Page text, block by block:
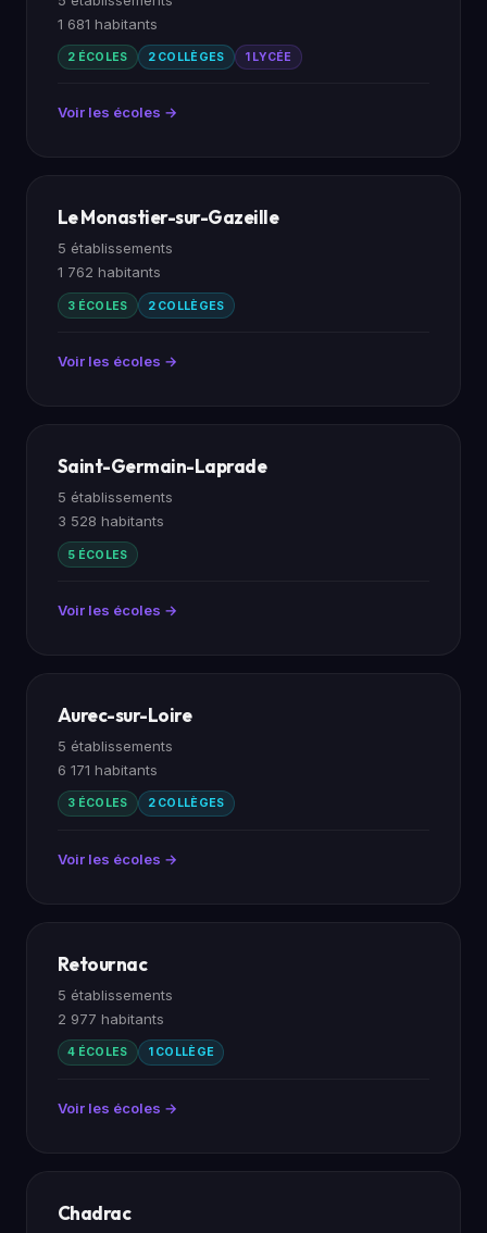
1 681 habitants
2 ÉCOLES 2 COLLÈGES 1 LYCÉE
Voir les écoles →
Le Monastier-sur-Gazeille
5 établissements
1 762 habitants
3 ÉCOLES 2 COLLÈGES
Voir les écoles →
Saint-Germain-Laprade
5 établissements
3 528 habitants
5 ÉCOLES
Voir les écoles →
Aurec-sur-Loire
5 établissements
6 171 habitants
3 ÉCOLES 2 COLLÈGES
Voir les écoles →
Retournac
5 établissements
2 977 habitants
4 ÉCOLES 1 COLLÈGE
Voir les écoles →
Chadrac